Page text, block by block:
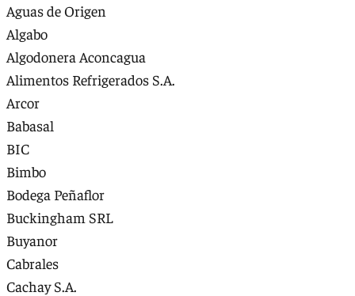
Aguas de Origen
Algabo
Algodonera Aconcagua
Alimentos Refrigerados S.A.
Arcor
Babasal
BIC
Bimbo
Bodega Peñaflor
Buckingham SRL
Buyanor
Cabrales
Cachay S.A.